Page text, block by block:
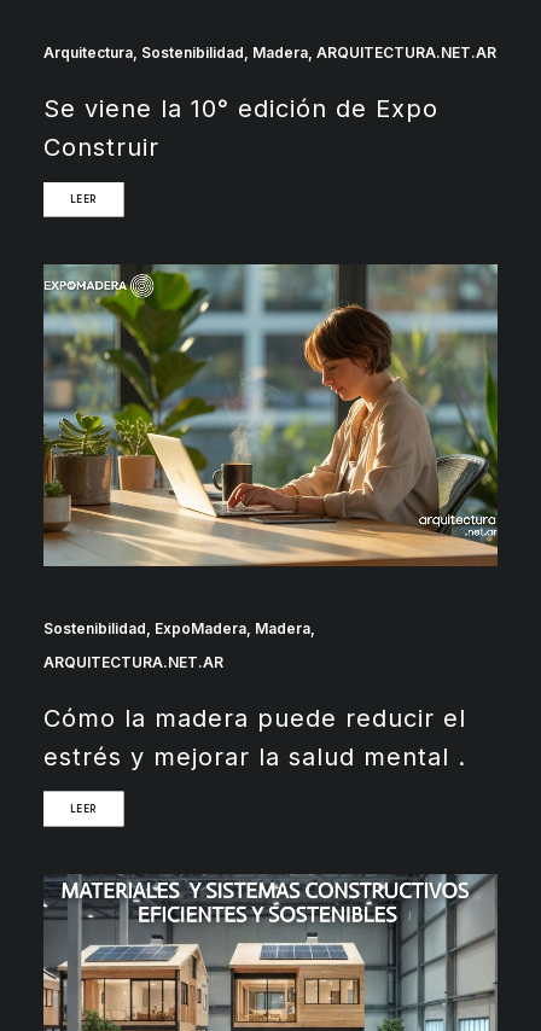
Arquitectura, Sostenibilidad, Madera, ARQUITECTURA.NET.AR
Se viene la 10° edición de Expo
Construir
LEER
Sostenibilidad ExpoMadera Madera
ARQUITECTURA.NET.AR
Cómo la madera puede reducir el
estrés y mejorar la salud mental .
LEER